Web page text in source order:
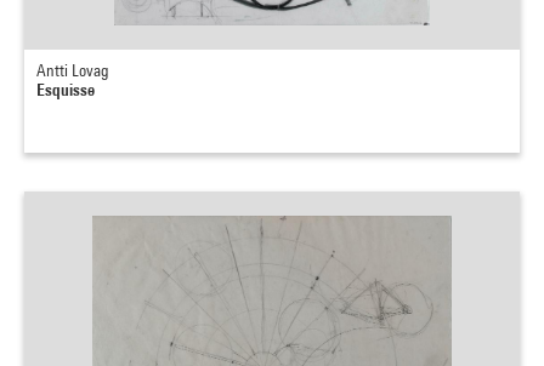
Antti Lovag
Esquisse